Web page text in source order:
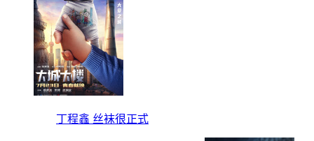
丁程鑫 丝袜很正式